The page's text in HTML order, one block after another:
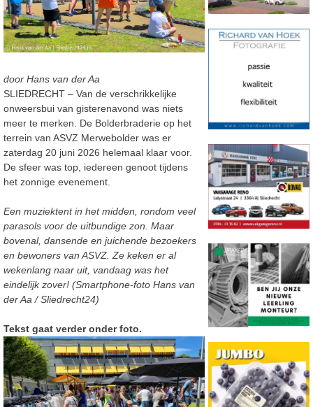
door Hans van der Aa
SLIEDRECHT – Van de verschrikkelijke
onweersbui van gisterenavond was niets
meer te merken. De Bolderbraderie op het
terrein van ASVZ Merwebolder was er
zaterdag 20 juni 2026 helemaal klaar voor.
De sfeer was top, iedereen genoot tijdens
het zonnige evenement.
Een muziektent in het midden, rondom veel
parasols voor de uitbundige zon. Maar
bovenal, dansende en juichende bezoekers
en bewoners van ASVZ. Ze keken er al
wekenlang naar uit, vandaag was het
eindelijk zover! (Smartphone-foto Hans van
der Aa / Sliedrecht24)
Tekst gaat verder onder foto.